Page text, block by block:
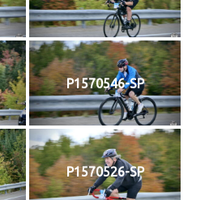
P1570546-SP
P1570526-SP